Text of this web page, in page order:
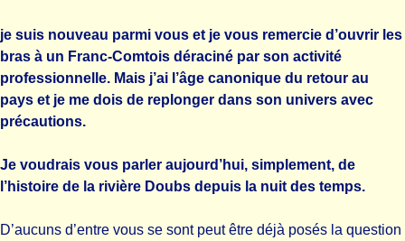
je suis nouveau parmi vous et je vous remercie d’ouvrir les
bras à un Franc-Comtois déraciné par son activité
professionnelle. Mais j’ai l’âge canonique du retour au
pays et je me dois de replonger dans son univers avec
précautions.
Je voudrais vous parler aujourd’hui, simplement, de
l’histoire de la rivière Doubs depuis la nuit des temps.
D’aucuns d’entre vous se sont peut être déjà posés la question